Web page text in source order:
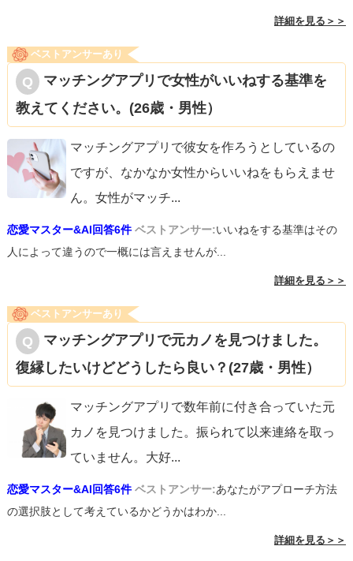
詳細を見る＞＞
ベストアンサーあり
マッチングアプリで女性がいいねする基準を
教えてください。(26歳・男性）
マッチングアプリで彼女を作ろうとしているの
ですが、なかなか女性からいいねをもらえませ
ん。女性がマッチ...
恋愛マスター&AI回答6件 ベストアンサー:いいねをする基準はその
人によって違うので一概には言えませんが...
詳細を見る＞＞
ベストアンサーあり
マッチングアプリで元カノを見つけました。
復縁したいけどどうしたら良い？(27歳・男性）
マッチングアプリで数年前に付き合っていた元
カノを見つけました。振られて以来連絡を取っ
ていません。大好...
恋愛マスター&AI回答6件 ベストアンサー:あなたがアプローチ方法
の選択肢として考えているかどうかはわか...
詳細を見る＞＞